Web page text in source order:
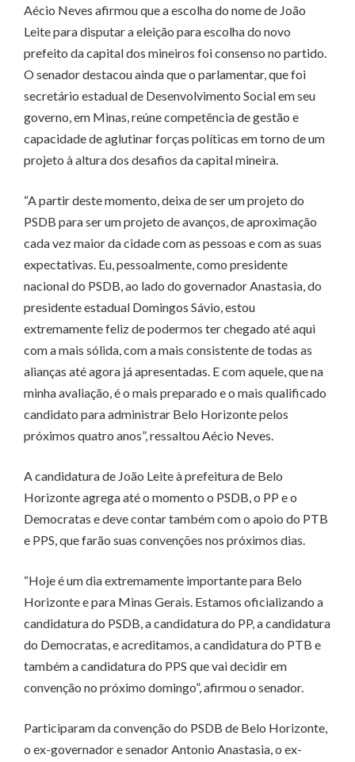
Aécio Neves afirmou que a escolha do nome de João
Leite para disputar a eleição para escolha do novo
prefeito da capital dos mineiros foi consenso no partido.
O senador destacou ainda que o parlamentar, que foi
secretário estadual de Desenvolvimento Social em seu
governo, em Minas, reúne competência de gestão e
capacidade de aglutinar forças políticas em torno de um
projeto à altura dos desafios da capital mineira.
“A partir deste momento, deixa de ser um projeto do
PSDB para ser um projeto de avanços, de aproximação
cada vez maior da cidade com as pessoas e com as suas
expectativas. Eu, pessoalmente, como presidente
nacional do PSDB, ao lado do governador Anastasia, do
presidente estadual Domingos Sávio, estou
extremamente feliz de podermos ter chegado até aqui
com a mais sólida, com a mais consistente de todas as
alianças até agora já apresentadas. E com aquele, que na
minha avaliação, é o mais preparado e o mais qualificado
candidato para administrar Belo Horizonte pelos
próximos quatro anos”, ressaltou Aécio Neves.
A candidatura de João Leite à prefeitura de Belo
Horizonte agrega até o momento o PSDB, o PP e o
Democratas e deve contar também com o apoio do PTB
e PPS, que farão suas convenções nos próximos dias.
“Hoje é um dia extremamente importante para Belo
Horizonte e para Minas Gerais. Estamos oficializando a
candidatura do PSDB, a candidatura do PP, a candidatura
do Democratas, e acreditamos, a candidatura do PTB e
também a candidatura do PPS que vai decidir em
convenção no próximo domingo”, afirmou o senador.
Participaram da convenção do PSDB de Belo Horizonte,
o ex-governador e senador Antonio Anastasia, o ex-